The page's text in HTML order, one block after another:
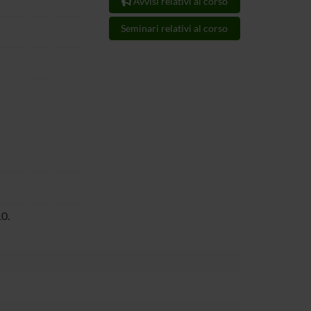
Seminari relativi al corso